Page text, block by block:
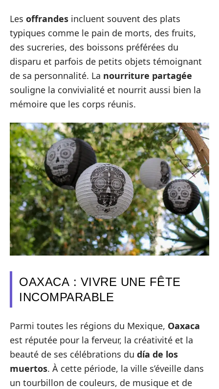
Les offrandes incluent souvent des plats
typiques comme le pain de morts, des fruits,
des sucreries, des boissons préférées du
disparu et parfois de petits objets témoignant
de sa personnalité. La nourriture partagée
souligne la convivialité et nourrit aussi bien la
mémoire que les corps réunis.
OAXACA : VIVRE UNE FÊTE
INCOMPARABLE
Parmi toutes les régions du Mexique, Oaxaca
est réputée pour la ferveur, la créativité et la
beauté de ses célébrations du día de los
muertos. À cette période, la ville s’éveille dans
un tourbillon de couleurs, de musique et de